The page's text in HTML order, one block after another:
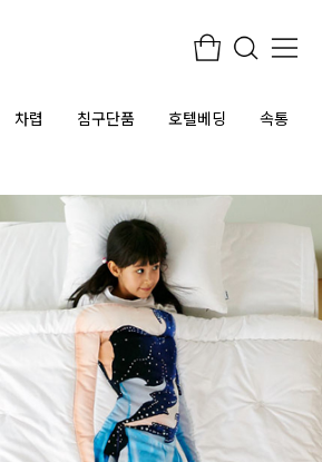
차렵 침구단품 호텔베딩 속통